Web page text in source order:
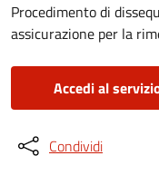
Procedimento di
assicurazione per la
Accedi al
Condividi